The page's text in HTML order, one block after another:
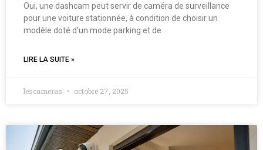
Oui, une dashcam peut servir de caméra de surveillance
pour une voiture stationnée, à condition de choisir un
modèle doté d’un mode parking et de
LIRE LA SUITE »
lescameras octobre 27, 2025